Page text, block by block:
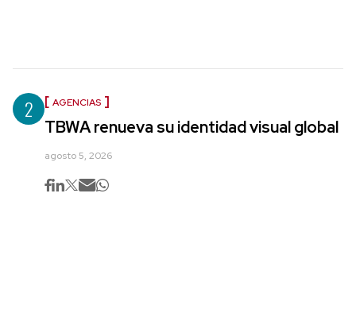
2 AGENCIAS
TBWA renueva su identidad visual global
agosto 5, 2026